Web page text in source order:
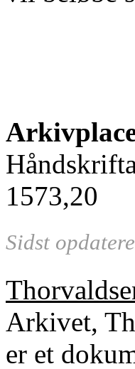
1573,20
Sidst
Arkivet,
er et